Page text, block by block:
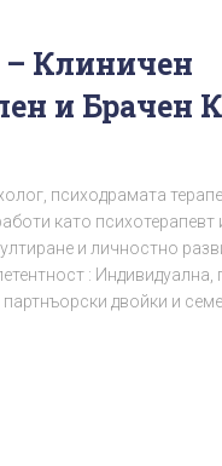
Клиничен
и Брачен
психодрамата
като психотерапевт
и личностно
: Индивидуална,
двойки и